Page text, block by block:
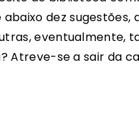
dez sugestões,
eventualmente,
Atreve-se a sair da